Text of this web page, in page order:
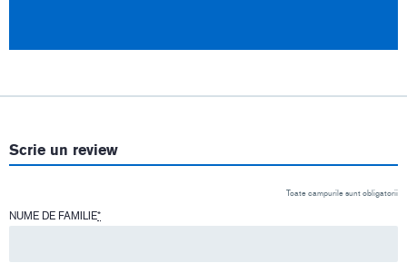
Scrie un review
Toate campurile sunt obligatorii
NUME DE FAMILIE*